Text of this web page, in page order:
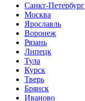
Санкт-Петербург
Москва
Ярославль
Воронеж
Рязань
Липецк
Тула
Курск
Тверь
Брянск
Иваново